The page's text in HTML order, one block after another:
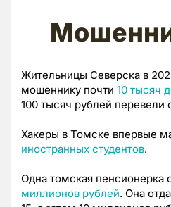
Жительницы Северска в
мошеннику почти 10 тысяч
100 тысяч рублей перевели
Хакеры в Томске впервые
иностранных студентов.
Одна томская пенсионерка
миллионов рублей. Она